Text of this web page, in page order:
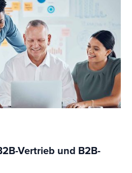
Vertrieb und B2B-